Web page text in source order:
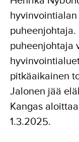
puheenjohtaja
pitkäaikainen
Jalonen jää
Kangas
1.3.2025.